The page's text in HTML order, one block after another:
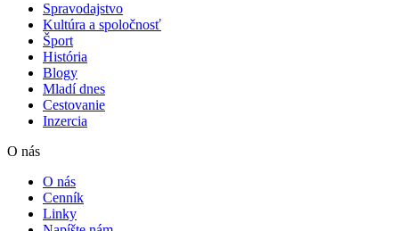
Spravodajstvo
Kultúra a spoločnosť
Šport
História
Blogy
Mladí dnes
Cestovanie
Inzercia
O nás
O nás
Cenník
Linky